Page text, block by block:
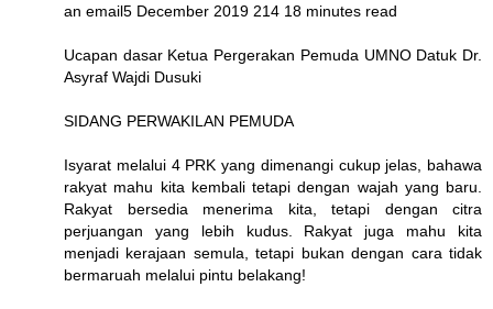
an email5 December 2019 214 18 minutes read
Ucapan dasar Ketua Pergerakan Pemuda UMNO Datuk Dr.
Asyraf Wajdi Dusuki
SIDANG PERWAKILAN PEMUDA
Isyarat melalui 4 PRK yang dimenangi cukup jelas, bahawa
rakyat mahu kita kembali tetapi dengan wajah yang baru.
Rakyat bersedia menerima kita, tetapi dengan citra
perjuangan yang lebih kudus. Rakyat juga mahu kita
menjadi kerajaan semula, tetapi bukan dengan cara tidak
bermaruah melalui pintu belakang!